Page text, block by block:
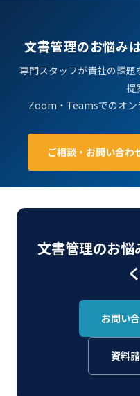
文書管理のお悩み
専門スタッフが貴社の課
提
Zoom・Teamsでのオン
ご相談・お問い合わ
文書管理のお
お問い
資料